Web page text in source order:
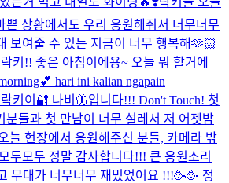
쁜 상황에서도 우리 응원해줘서 너무너무
보여줄 수 있는 지금이 너무 행복해🫶🏻
키!! 좋은 아침이에용~ 오늘 뭐 할거에
hari ini kalian ngapain
키이🔐 나비🦋입니다!!! Don't Touch! 첫
분들과 첫 만남이 너무 설레서 저 어젯밤
늘 현장에서 응원해주신 분들, 카메라 밖
두모두 정말 감사합니다!!! 큰 응원소리
무대가 너무너무 재밌었어요 !!!🥳🥳 정